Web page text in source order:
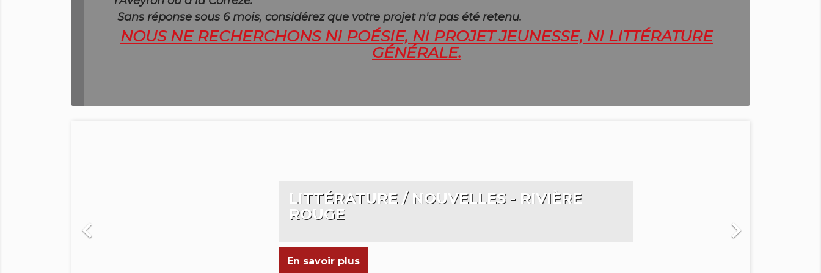
Sans réponse sous 6 mois, considérez que votre projet n'a pas été retenu.
NOUS NE RECHERCHONS NI POÉSIE, NI PROJET JEUNESSE, NI LITTÉRATURE
GÉNÉRALE.
LITTÉRATURE / NOUVELLES - RIVIÈRE
ROUGE
En savoir plus
 